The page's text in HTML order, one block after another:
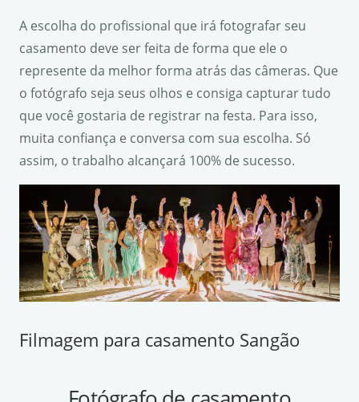
A escolha do profissional que irá fotografar seu
casamento deve ser feita de forma que ele o
represente da melhor forma atrás das câmeras. Que
o fotógrafo seja seus olhos e consiga capturar tudo
que você gostaria de registrar na festa. Para isso,
muita confiança e conversa com sua escolha. Só
assim, o trabalho alcançará 100% de sucesso.
Filmagem para casamento Sangão